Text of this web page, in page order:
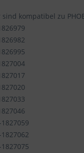
sind kompatibel zu